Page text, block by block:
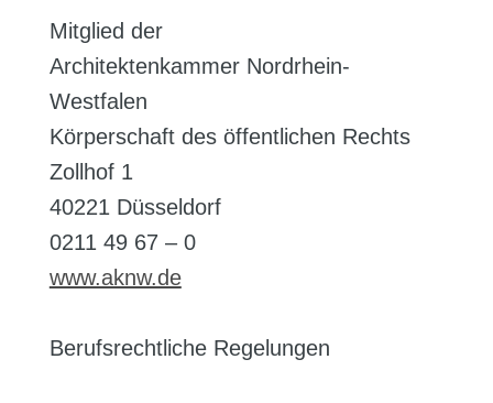
Mitglied der
Architektenkammer Nordrhein-
Westfalen
Körperschaft des öffentlichen Rechts
Zollhof 1
40221 Düsseldorf
0211 49 67 – 0
www.aknw.de
Berufsrechtliche Regelungen